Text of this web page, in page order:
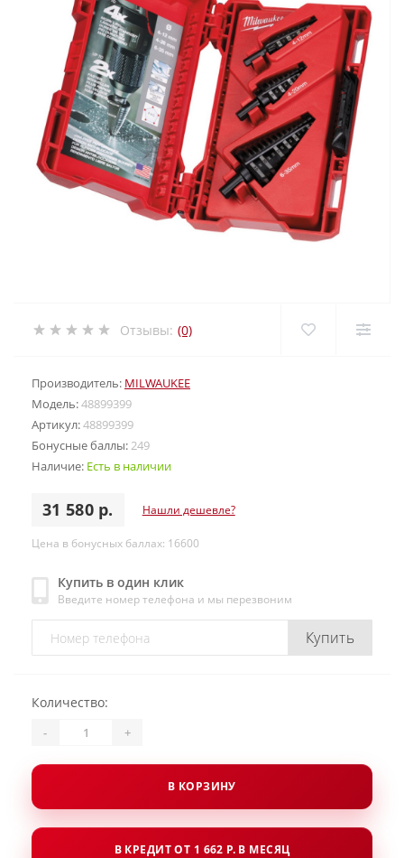
Отзывы: (0)
Производитель: MILWAUKEE
Модель:48899399
Артикул:48899399
Бонусные баллы:249
Наличие: Есть в наличии
31 580 р. Нашли дешевле?
Цена в бонусных баллах: 16600
Купить в один клик
Введите номер телефона и мы перезвоним
Купить
Количество:
- +
В КОРЗИНУ
В КРЕДИТ ОТ 1 662 Р. В МЕСЯЦ